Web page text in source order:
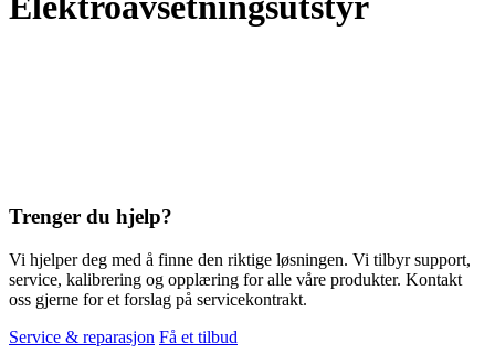
Trenger du hjelp?
Vi hjelper deg med å finne den riktige løsningen. Vi tilbyr support,
service, kalibrering og opplæring for alle våre produkter. Kontakt
oss gjerne for et forslag på servicekontrakt.
Service & reparasjon Få et tilbud